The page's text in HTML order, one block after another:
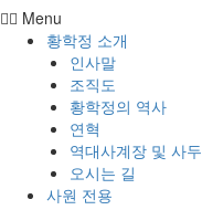
Menu
황학정 소개
인사말
조직도
황학정의 역사
연혁
역대사계장 및 사두
오시는 길
사원 전용